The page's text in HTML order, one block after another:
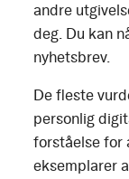
andre
deg. Du kan
nyhetsbrev.
De fleste
personlig
forståelse for
eksemplarer